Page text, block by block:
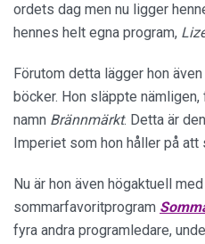
ordets dag men nu ligger
hennes helt egna program,
Förutom detta lägger hon
böcker. Hon släppte
namn Brännmärkt. Detta är
Imperiet som hon håller på att
Nu är hon även högaktuell
sommarfavoritprogram
fyra andra programledare,